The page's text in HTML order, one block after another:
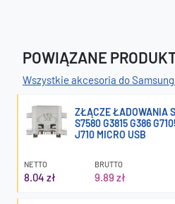
POWIĄZANE
Wszystkie akcesoria do Samsung
ZŁĄCZE ŁADOWANIA
S7580 G3815 G386
J710 MICRO USB
NETTO
8.04 zł
BRUTTO
9.89 zł